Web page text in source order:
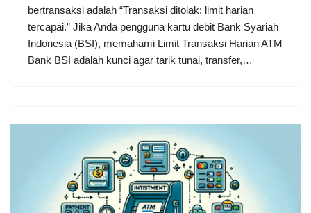
bertransaksi adalah “Transaksi ditolak: limit harian
tercapai.” Jika Anda pengguna kartu debit Bank Syariah
Indonesia (BSI), memahami Limit Transaksi Harian ATM
Bank BSI adalah kunci agar tarik tunai, transfer,…